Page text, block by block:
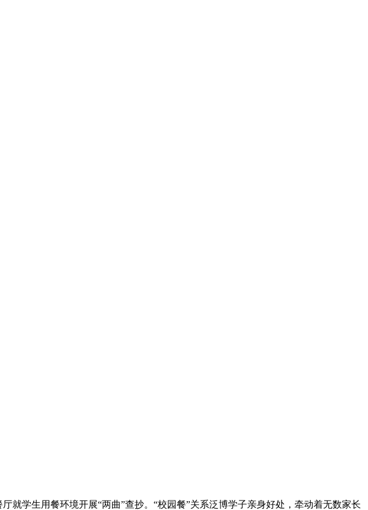
学生用餐环境开展“两曲”查抄。“校园餐”关系泛博学子亲身好处，牵动着无数家长